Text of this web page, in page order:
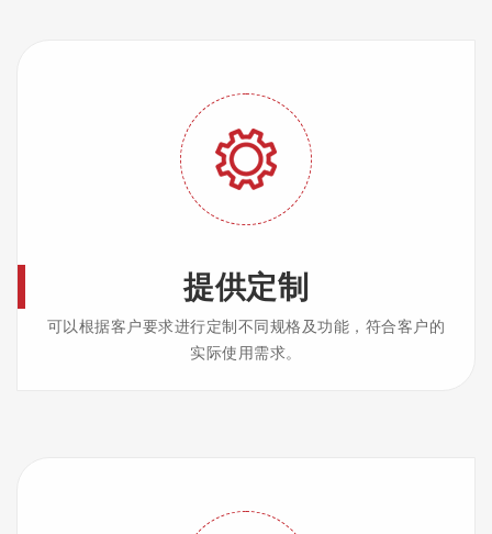
提供定制
可以根据客户要求进行定制不同规格及功能，符合客户的
实际使用需求。